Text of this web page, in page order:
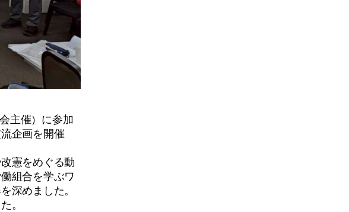
主催）に参加
企画を開催
憲をめぐる動
組合を学ぶワ
深めました。
。